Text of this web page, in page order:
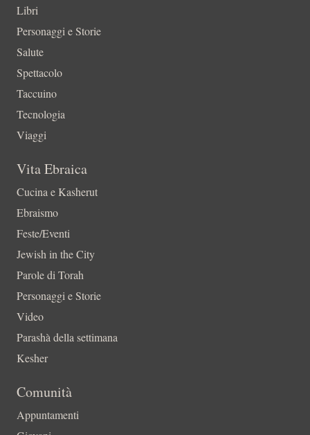
Libri
Personaggi e Storie
Salute
Spettacolo
Taccuino
Tecnologia
Viaggi
Vita Ebraica
Cucina e Kasherut
Ebraismo
Feste/Eventi
Jewish in the City
Parole di Torah
Personaggi e Storie
Video
Parashà della settimana
Kesher
Comunità
Appuntamenti